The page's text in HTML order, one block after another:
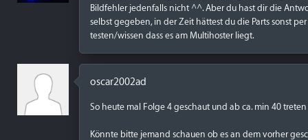
Bildfehler jedenfalls nicht ^^. Aber du hast dir die
selbst gegeben, in der Zeit hättest du die Parts sonst
testen/wissen dass es am Multihoster liegt.
oscar2002ad
So heute mal Folge 4 geschaut und ab ca. min 40
Könnte bitte jemand schauen ob es an dem vorher